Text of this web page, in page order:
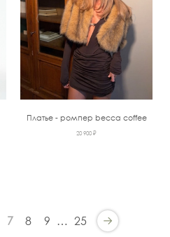
‹ ›
Платье - ромпер becca coffee
20 900 ₽
7 8 9 … 25